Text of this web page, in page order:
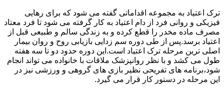
ترک اعتیاد به مجموعه اقداماتی گفته می شود که برای رهایی
فیزیکی و روانی فرد از دام اعتیاد به کار گرفته می شود تا فرد معتاد
مصرف ماده مخدر را قطع کرده و به زندگی سالم و طبیعی قبل از
اعتیاد برسد.پس از طی دوره سم زدایی بازیابی روح و روان بیمار
اصلی ترین مرحله ترک اعتیاد است.این دوره حدود دو تا سه هفته
طول می کشد و با نظر روانپزشک ملاقات با خانواده می تواند انجام
شود،برنامه های تفریحی نظیر بازی های گروهی و ورزشی نیز در
این مرحله در دستور کار قرار می گیرد.